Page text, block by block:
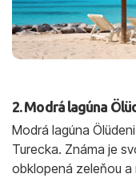
2. Modrá lagúna
Modrá lagúna
Turecka. Známa je
obklopená zeleňou a